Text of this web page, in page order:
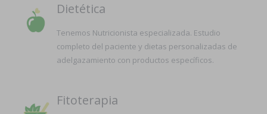
Dietética
Tenemos Nutricionista especializada. Estudio
completo del paciente y dietas personalizadas de
adelgazamiento con productos específicos.
Fitoterapia